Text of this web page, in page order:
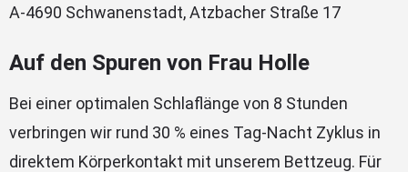
A-4690 Schwanenstadt, Atzbacher Straße 17
Auf den Spuren von Frau Holle
Bei einer optimalen Schlaflänge von 8 Stunden
verbringen wir rund 30 % eines Tag-Nacht Zyklus in
direktem Körperkontakt mit unserem Bettzeug. Für